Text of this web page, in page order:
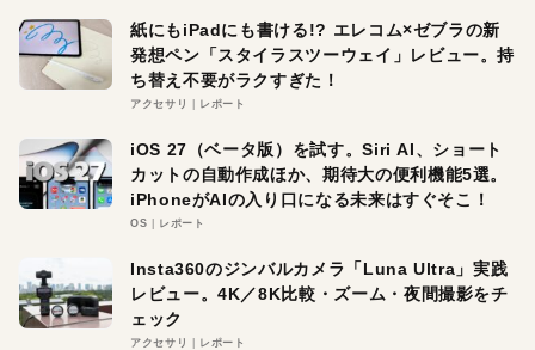
紙にもiPadにも書ける!? エレコム×ゼブラの新
発想ペン「スタイラスツーウェイ」レビュー。持
ち替え不要がラクすぎた！
アクセサリ レポート
iOS 27（ベータ版）を試す。Siri AI、ショート
カットの自動作成ほか、期待大の便利機能5選。
iPhoneがAIの入り口になる未来はすぐそこ！
OS レポート
Insta360のジンバルカメラ「Luna Ultra」実践
レビュー。4K／8K比較・ズーム・夜間撮影をチ
ェック
アクセサリ レポート